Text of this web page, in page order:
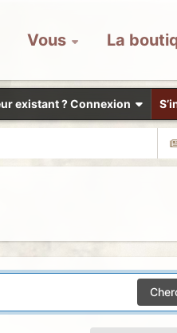
Vous La
existant ? Connexion